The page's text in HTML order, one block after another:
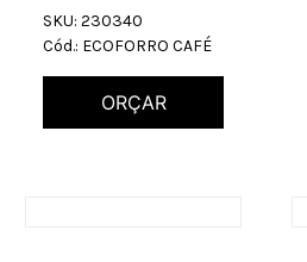
SKU: 230340
Cód.: ECOFORRO CAFÉ
ORÇAR